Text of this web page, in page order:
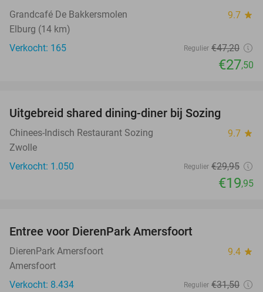
Grandcafé De Bakkersmolen 9.7 star
Elburg (14 km)
Verkocht: 165
Regulier €47,20
€27,50
Uitgebreid shared dining-diner bij Sozing
Chinees-Indisch Restaurant Sozing 9.7 star
Zwolle
Verkocht: 1.050
Regulier €29,95
€19,95
Entree voor DierenPark Amersfoort
DierenPark Amersfoort 9.4 star
Amersfoort
Verkocht: 8.434
Regulier €31,50